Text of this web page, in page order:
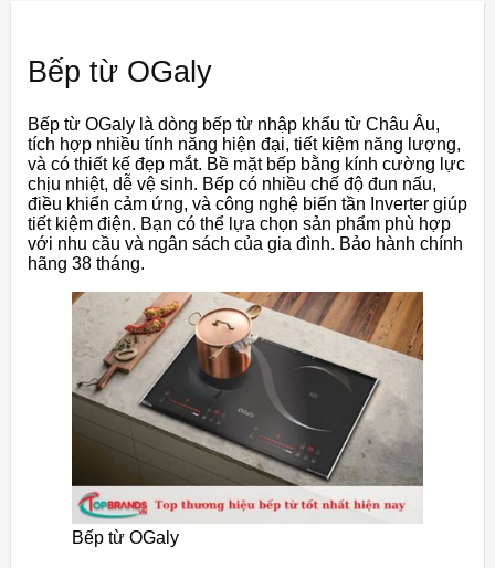
Bếp từ OGaly
Bếp từ OGaly là dòng bếp từ nhập khẩu từ Châu Âu,
tích hợp nhiều tính năng hiện đại, tiết kiệm năng lượng,
và có thiết kế đẹp mắt. Bề mặt bếp bằng kính cường lực
chịu nhiệt, dễ vệ sinh. Bếp có nhiều chế độ đun nấu,
điều khiển cảm ứng, và công nghệ biến tần Inverter giúp
tiết kiệm điện. Bạn có thể lựa chọn sản phẩm phù hợp
với nhu cầu và ngân sách của gia đình. Bảo hành chính
hãng 38 tháng.
Bếp từ OGaly